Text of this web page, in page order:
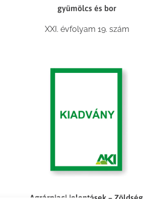
gyümölcs és bor
XXI. évfolyam 19. szám